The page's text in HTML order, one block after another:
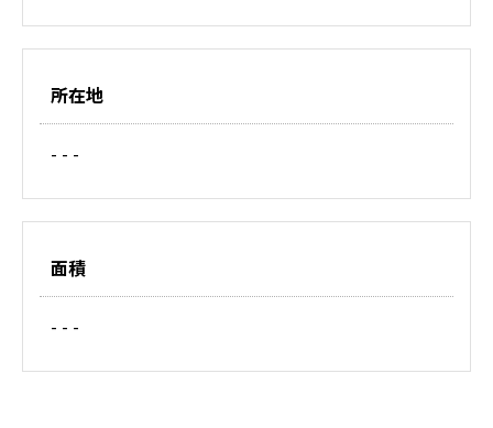
所在地
- - -
面積
- - -